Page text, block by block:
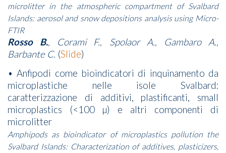
microlitter in the atmospheric compartment of Svalbard
Islands: aerosol and snow depositions analysis using Micro-
FTIR
Rosso B., Corami F., Spolaor A., Gambaro A.,
Barbante C. (Slide)
• Anfipodi come bioindicatori di inquinamento da
microplastiche nelle isole Svalbard:
caratterizzazione di additivi, plastificanti, small
microplastics (<100 µ) e altri componenti di
microlitter
Amphipods as bioindicator of microplastics pollution the
Svalbard Islands: Characterization of additives, plasticizers,